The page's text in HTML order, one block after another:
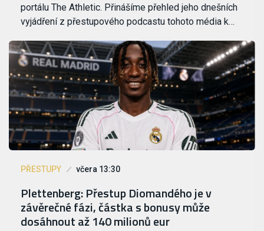
portálu The Athletic. Přinášíme přehled jeho dnešních
vyjádření z přestupového podcastu tohoto média k…
PŘESTUPY včera 13:30
Plettenberg: Přestup Diomandého je v
závěrečné fázi, částka s bonusy může
dosáhnout až 140 milionů eur